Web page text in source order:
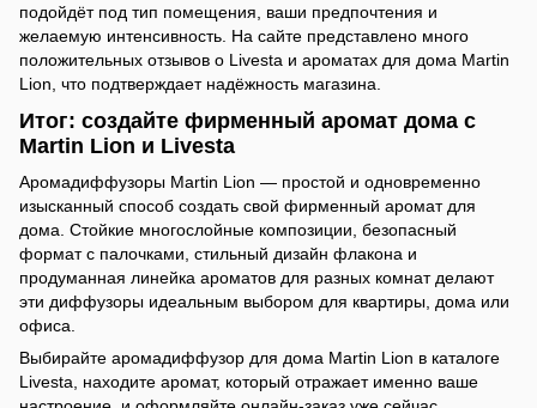
подойдёт под тип помещения, ваши предпочтения и
желаемую интенсивность. На сайте представлено много
положительных отзывов о Livesta и ароматах для дома Martin
Lion, что подтверждает надёжность магазина.
Итог: создайте фирменный аромат дома с
Martin Lion и Livesta
Аромадиффузоры Martin Lion — простой и одновременно
изысканный способ создать свой фирменный аромат для
дома. Стойкие многослойные композиции, безопасный
формат с палочками, стильный дизайн флакона и
продуманная линейка ароматов для разных комнат делают
эти диффузоры идеальным выбором для квартиры, дома или
офиса.
Выбирайте аромадиффузор для дома Martin Lion в каталоге
Livesta, находите аромат, который отражает именно ваше